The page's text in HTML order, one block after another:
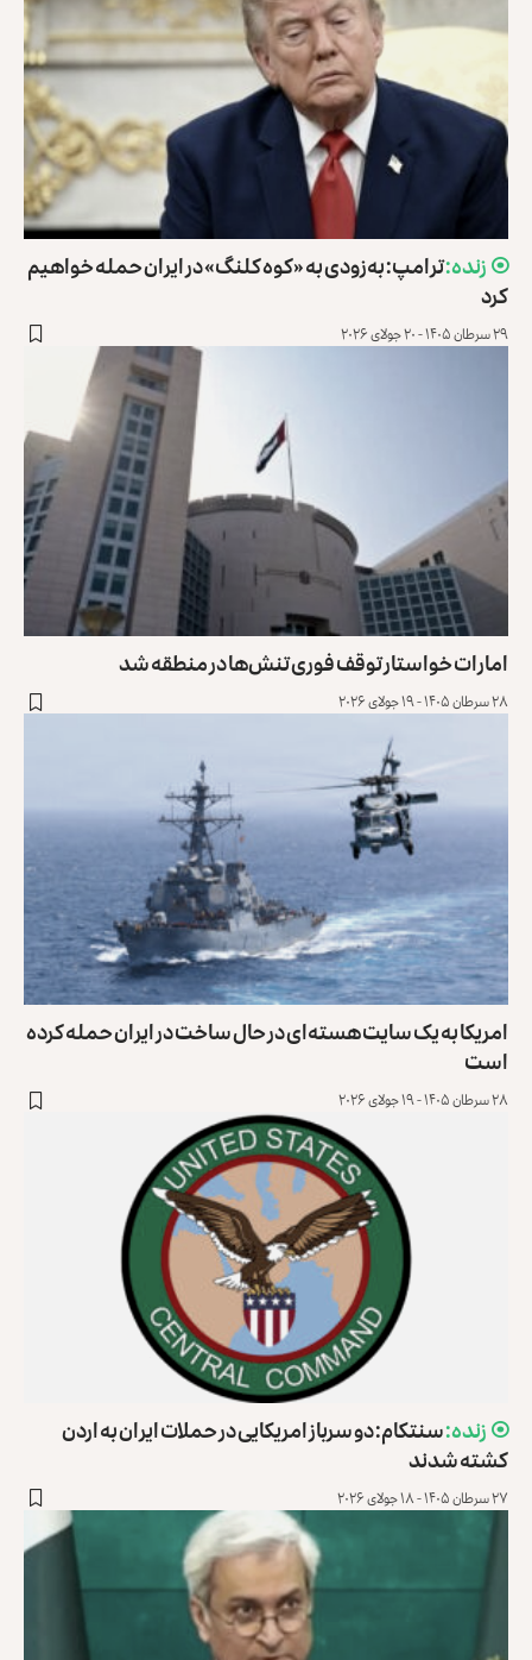
ترامپ: به‌زودی به «کوه کلنگ» در ایران حمله خواهیم
کرد
۲۹ سرطان ۱۴۰۵ - ۲۰ جولای ۲۰۲۶
امارات خواستار توقف فوری تنش‌ها در منطقه شد
۲۸ سرطان ۱۴۰۵ - ۱۹ جولای ۲۰۲۶
امریکا به یک سایت هسته‌ای در حال ساخت در ایران حمله کرده
است
۲۸ سرطان ۱۴۰۵ - ۱۹ جولای ۲۰۲۶
سنتکام: دو سرباز امریکایی در حملات ایران به اردن
کشته شدند
۲۷ سرطان ۱۴۰۵ - ۱۸ جولای ۲۰۲۶